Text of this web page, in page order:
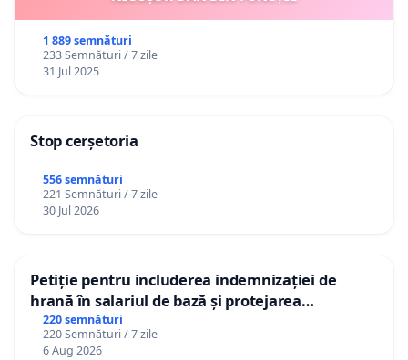
1 889 semnături
233 Semnături / 7 zile
31 Jul 2025
Stop cerșetoria
556 semnături
221 Semnături / 7 zile
30 Jul 2026
Petiție pentru includerea indemnizației de
hrană în salariul de bază și protejarea
gradațiilor de vechime pentru asistenții
personali
220 semnături
220 Semnături / 7 zile
6 Aug 2026